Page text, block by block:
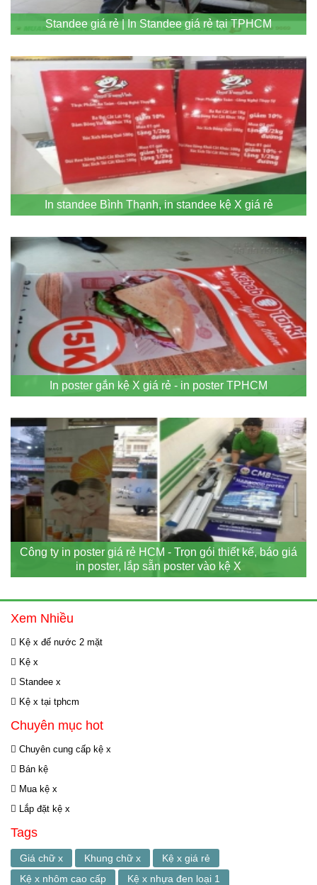
Standee giá rẻ | In Standee giá rẻ tại TPHCM
In standee Bình Thạnh, in standee kệ X giá rẻ
In poster gắn kệ X giá rẻ - in poster TPHCM
Công ty in poster giá rẻ HCM - Trọn gói thiết kế, báo giá
in poster, lắp sẵn poster vào kệ X
Xem Nhiều
Kệ x đế nước 2 mặt
Kệ x
Standee x
Kệ x tại tphcm
Chuyên mục hot
Chuyên cung cấp kệ x
Bán kệ
Mua kệ x
Lắp đặt kệ x
Tags
Giá chữ x Khung chữ x
Kệ x giá rẻ
Kệ x nhôm cao cấp
Kệ x nhựa đen loại 1